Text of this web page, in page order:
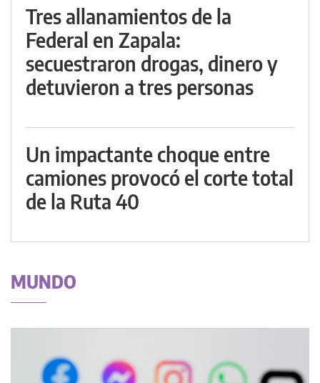
Tres allanamientos de la
Federal en Zapala:
secuestraron drogas, dinero y
detuvieron a tres personas
Un impactante choque entre
camiones provocó el corte total
de la Ruta 40
MUNDO